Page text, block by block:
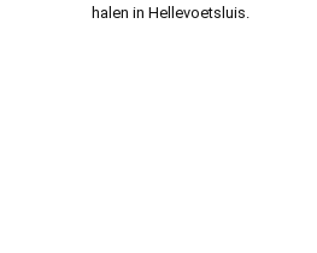
halen in Hellevoetsluis.